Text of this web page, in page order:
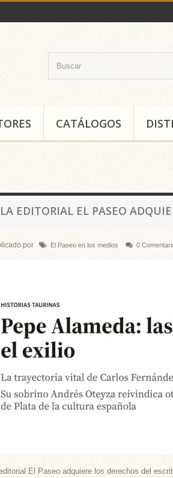
CATÁLOGOS
LA EDITORIAL EL PASEO
por El Paseo en los medios 0
El Paseo adquiere los derechos del